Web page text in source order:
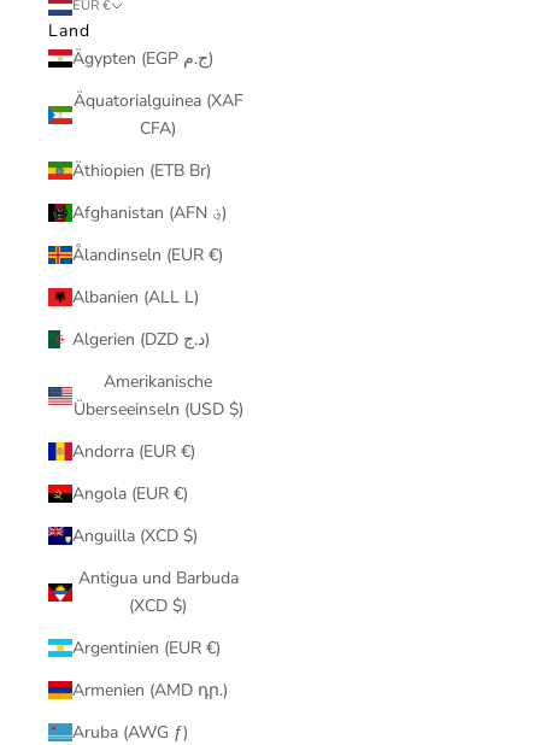
EUR €
Land
Ägypten (EGP ج.م)
Äquatorialguinea (XAF
CFA)
Äthiopien (ETB Br)
Afghanistan (AFN ؋)
Ålandinseln (EUR €)
Albanien (ALL L)
Algerien (DZD د.ج)
Amerikanische
Überseeinseln (USD $)
Andorra (EUR €)
Angola (EUR €)
Anguilla (XCD $)
Antigua und Barbuda
(XCD $)
Argentinien (EUR €)
Armenien (AMD դր.)
Aruba (AWG ƒ)